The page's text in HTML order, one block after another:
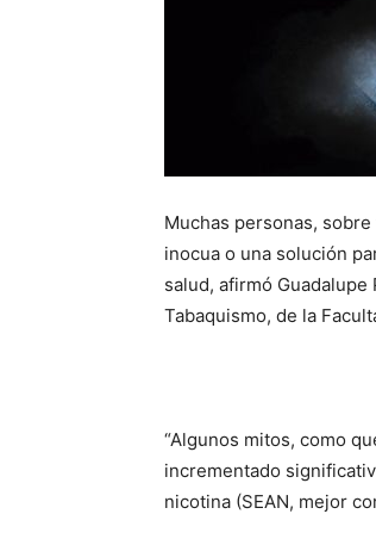
Muchas personas,
inocua o una solución
salud, afirmó
Tabaquismo, de la
“Algunos mitos, como
incrementado
nicotina (SEAN, mejor